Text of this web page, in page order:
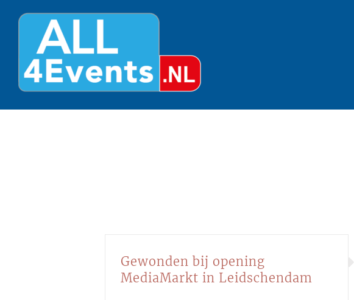
inhoud
Gewonden bij opening
MediaMarkt in Leidschendam